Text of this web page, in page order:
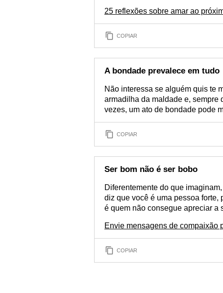
25 reflexões sobre amar ao
COPIAR
A bondade prevalece em tudo
Não interessa se alguém quis te
armadilha da maldade e, sempre
vezes, um ato de bondade pode
COPIAR
Ser bom não é ser bobo
Diferentemente do que
diz que você é uma pessoa forte,
é quem não consegue apreciar a
Envie mensagens de compaixão
COPIAR